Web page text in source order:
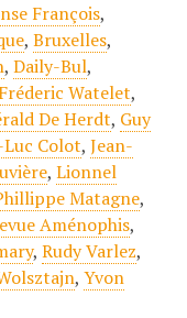
François,
, Bruxelles,
, Daily-Bul,
Fréderic Watelet,
De Herdt, Guy
Luc Colot, Jean-
, Lionnel
Matagne,
Aménophis,
, Rudy Varlez,
, Yvon